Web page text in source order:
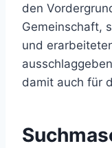
den
Gemeinschaft,
und
damit auch für